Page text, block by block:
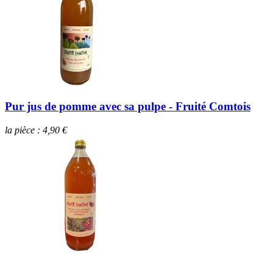
Pur jus de pomme avec sa pulpe - Fruité Comtois
la pièce : 4,90 €